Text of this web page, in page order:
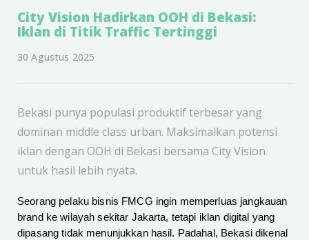
City Vision Hadirkan OOH di Bekasi:
Iklan di Titik Traffic Tertinggi
30 Agustus 2025
Bekasi punya populasi produktif terbesar yang
dominan middle class urban. Maksimalkan potensi
iklan dengan OOH di Bekasi bersama City Vision
untuk hasil lebih nyata.
Seorang pelaku bisnis FMCG ingin memperluas jangkauan
brand ke wilayah sekitar Jakarta, tetapi iklan digital yang
dipasang tidak menunjukkan hasil. Padahal, Bekasi dikenal